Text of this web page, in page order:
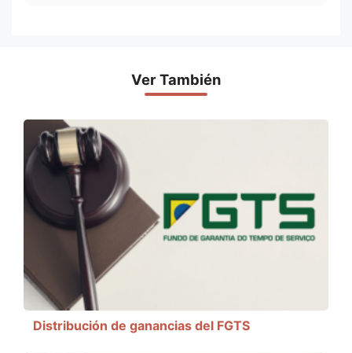
Ver También
Distribución de ganancias del FGTS